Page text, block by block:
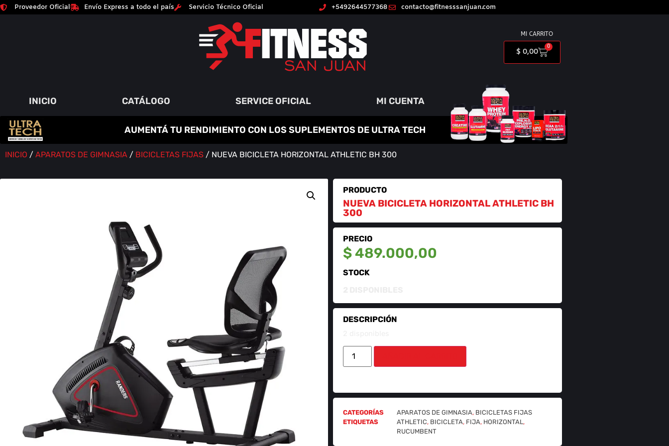
Proveedor Oficial Envío Express a todo el país Servicio Técnico Oficial +5492644577368 contacto@fitnesssanjuan.com
MI CARRITO
$ 0,00
0
INICIO CATÁLOGO SERVICE OFICIAL MI CUENTA
PROTEÍNAS
AMINO
QUEMADOR
Y MÁS
AUMENTÁ TU RENDIMIENTO CON LOS SUPLEMENTOS DE ULTRA TECH
INICIO / APARATOS DE GIMNASIA / BICICLETAS FIJAS / NUEVA BICICLETA HORIZONTAL ATHLETIC BH 300
PRODUCTO
NUEVA BICICLETA HORIZONTAL ATHLETIC BH
300
PRECIO
$489.000,00
STOCK
DESCRIPCIÓN
CATEGORÍAS APARATOS DE GIMNASIA, BICICLETAS FIJAS
ETIQUETAS
ATHLETIC, BICICLETA, FIJA, HORIZONTAL,
RUCUMBENT